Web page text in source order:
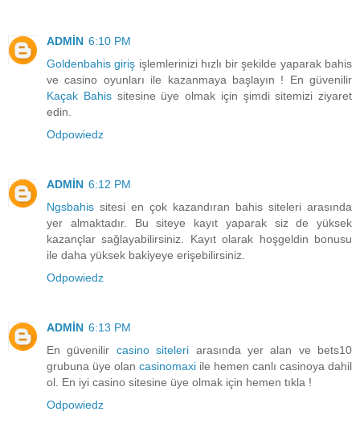
ADMİN 6:10 PM
Goldenbahis giriş işlemlerinizi hızlı bir şekilde yaparak bahis
ve casino oyunları ile kazanmaya başlayın ! En güvenilir
Kaçak Bahissitesine üye olmak için şimdi sitemizi ziyaret
edin.
Odpowiedz
ADMİN 6:12 PM
Ngsbahis sitesi en çok kazandıran bahis siteleri arasında
yer almaktadır. Bu siteye kayıt yaparak siz de yüksek
kazançlar sağlayabilirsiniz. Kayıt olarak hoşgeldin bonusu
ile daha yüksek bakiyeye erişebilirsiniz.
Odpowiedz
ADMİN 6:13 PM
En güvenilir casino siteleri arasında yer alan ve bets10
grubuna üye olan casinomaxi ile hemen canlı casinoya dahil
ol. En iyi casino sitesine üye olmak için hemen tıkla !
Odpowiedz